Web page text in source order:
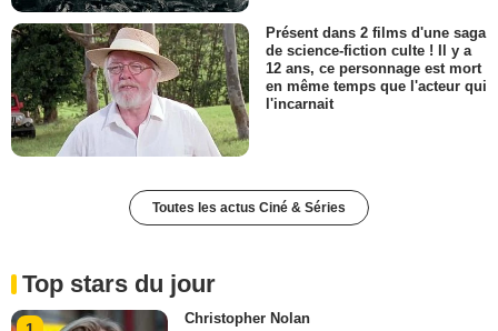
Présent dans 2 films d'une saga
de science-fiction culte ! Il y a
12 ans, ce personnage est mort
en même temps que l'acteur qui
l'incarnait
Toutes les actus Ciné & Séries
Top stars du jour
Christopher Nolan